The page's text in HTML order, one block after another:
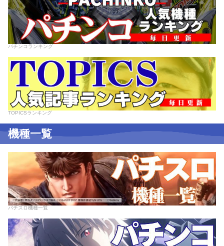
パチンコランキング
TOPICSランキング
機種一覧
パチスロ機種一覧